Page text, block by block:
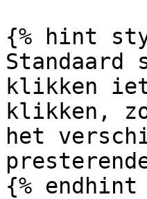
{% hint
Standaard
klikken
klikken,
het
{% endhint